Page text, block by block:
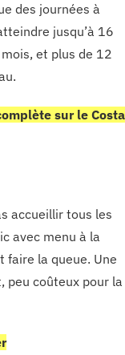
des journées à
jusqu’à 16
et plus de 12
sur le Costa
accueillir tous les
avec menu à la
faire la queue. Une
peu coûteux pour la